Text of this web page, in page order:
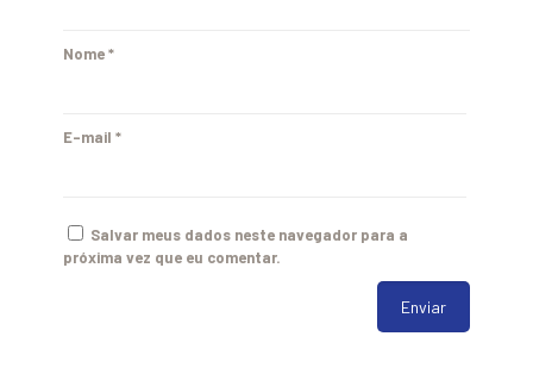
Nome*
E-mail *
Salvar meus dados neste navegador para a
próxima vez que eu comentar.